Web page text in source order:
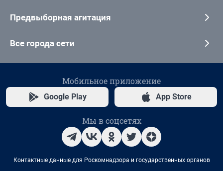
Предвыборная агитация
Все города сети
Мобильное приложение
Google Play App Store
Мы в соцсетях
Контактные данные для Роскомнадзора и государственных органов